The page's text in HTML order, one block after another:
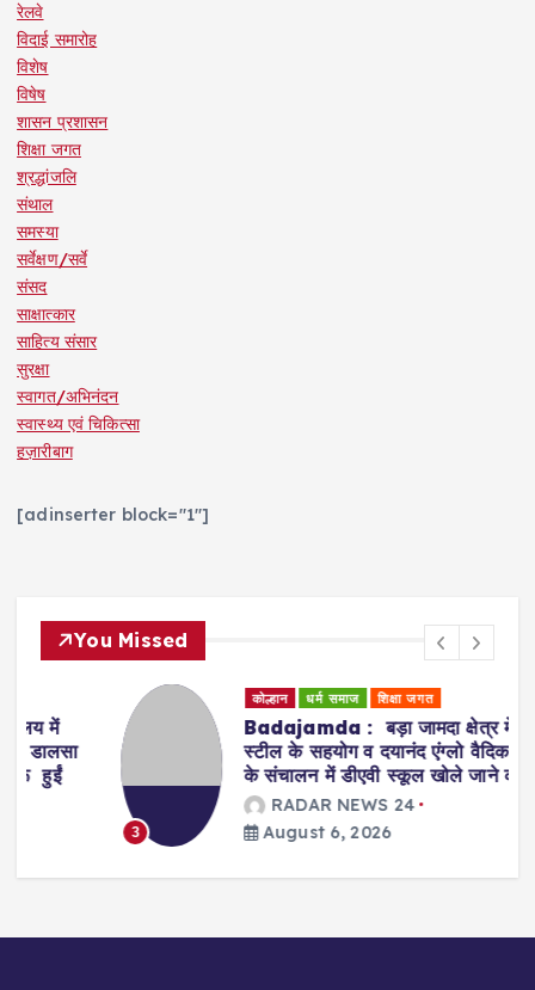
रेलवे
विदाई समारोह
विशेष
विषेष
शासन प्रशासन
शिक्षा जगत
श्रद्धांजलि
संथाल
समस्या
सर्वेक्षण/सर्वे
संसद
साक्षात्कार
साहित्य संसार
सुरक्षा
स्वागत/अभिनंदन
स्वास्थ्य एवं चिकित्सा
हज़ारीबाग
[adinserter block="1"]
You Missed
कोल्हान धर्म समाज शिक्षा जगत
Badajamda : बड़ा जामदा क्षेत्र में टाटा
स्टील के सहयोग व दयानंद एंग्लो वैदिक संस्था
के संचालन में डीएवी स्कूल खोले जाने की मांग
RADAR NEWS 24
August 6, 2026